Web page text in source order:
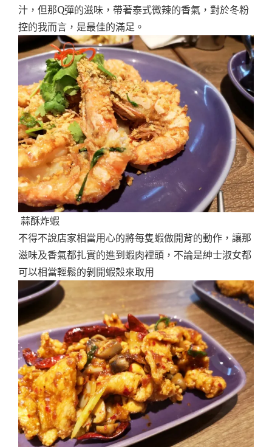
汁，但那Q彈的滋味，帶著泰式微辣的香氣，對於冬粉
控的我而言，是最佳的滿足。
蒜酥炸蝦
不得不說店家相當用心的將每隻蝦做開背的動作，讓那
滋味及香氣都扎實的進到蝦肉裡頭，不論是紳士淑女都
可以相當輕鬆的剝開蝦殼來取用